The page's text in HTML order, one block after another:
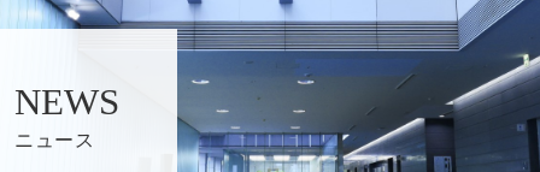
国際
大学
NEWS
ニュース